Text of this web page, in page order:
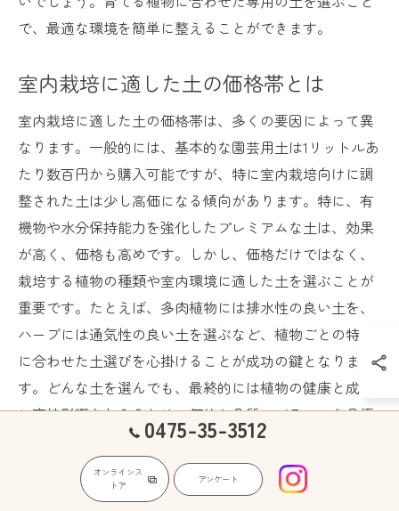
で、最適な環境を簡単に整えることができます。
室内栽培に適した土の価格帯とは
室内栽培に適した土の価格帯は、多くの要因によって異
なります。一般的には、基本的な園芸用土は1リットルあ
たり数百円から購入可能ですが、特に室内栽培向けに調
整された土は少し高価になる傾向があります。特に、有
機物や水分保持能力を強化したプレミアムな土は、効果
が高く、価格も高めです。しかし、価格だけではなく、
栽培する植物の種類や室内環境に適した土を選ぶことが
重要です。たとえば、多肉植物には排水性の良い土を、
ハーブには通気性の良い土を選ぶなど、植物ごとの特性
に合わせた土選びを心掛けることが成功の鍵となりま
す。どんな土を選んでも、最終的には植物の健康と成長
に直接影響を与えるため、価格と品質のバランスを見極
めることが大切です。
季節ごとの土選びの考え方
0475-35-3512
オンラインス
トア
アンケート